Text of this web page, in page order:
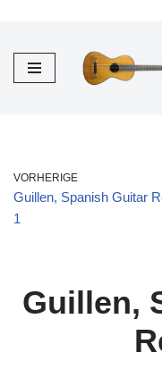
Inhalt
VORHERIGE
Guillen, Spanish Guitar
1
Guillen,